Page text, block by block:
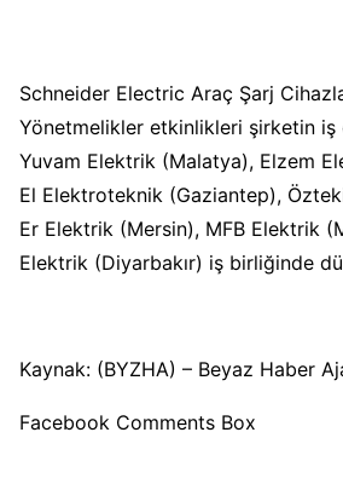
Schneider Electric Araç Şarj
Yönetmelikler etkinlikleri şirketin iş
Yuvam Elektrik (Malatya), Elzem
El Elektroteknik (Gaziantep),
Er Elektrik (Mersin), MFB Elektrik
Elektrik (Diyarbakır) iş birliğinde
Kaynak: (BYZHA) – Beyaz Haber
Facebook Comments Box